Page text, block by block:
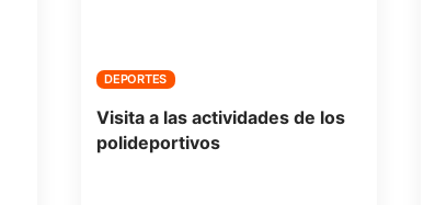
DEPORTES
Visita a las actividades de los
polideportivos